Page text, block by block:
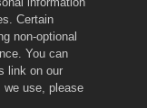
Certain
non-optional
You can
link on our
we use, please